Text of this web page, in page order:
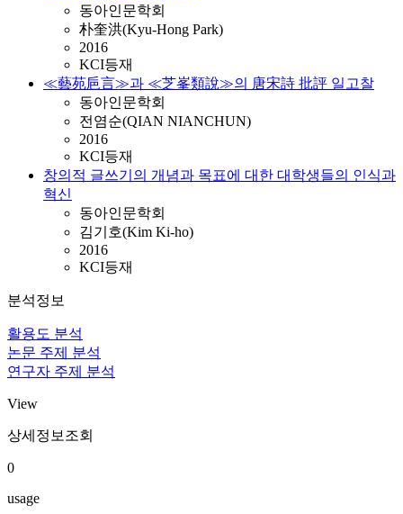
동아인문학회
朴奎洪(Kyu-Hong Park)
2016
KCI등재
≪藝苑巵言≫과 ≪芝峯類說≫의 唐宋詩 批評 일고찰
동아인문학회
전염순(QIAN NIANCHUN)
2016
KCI등재
창의적 글쓰기의 개념과 목표에 대한 대학생들의 인식과
혁신
동아인문학회
김기호(Kim Ki-ho)
2016
KCI등재
분석정보
활용도 분석
논문 주제 분석
연구자 주제 분석
View
상세정보조회
0
usage